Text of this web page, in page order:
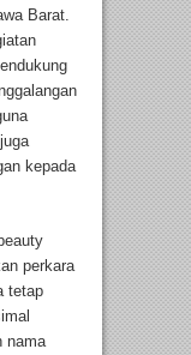
Barat.
kepada
perkara
tetap
nama